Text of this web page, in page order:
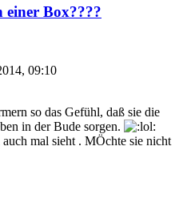
einer Box????
09:10
so das Gefühl, daß sie die
in der Bude sorgen.
mal sieht . MÖchte sie nicht